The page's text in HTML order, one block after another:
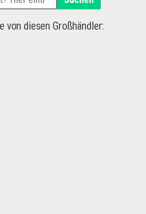
von diesen Großhändler: